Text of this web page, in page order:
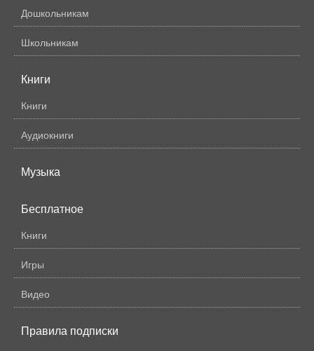
Дошкольникам
Школьникам
Книги
Книги
Аудиокниги
Музыка
Бесплатное
Книги
Игры
Видео
Правила подписки